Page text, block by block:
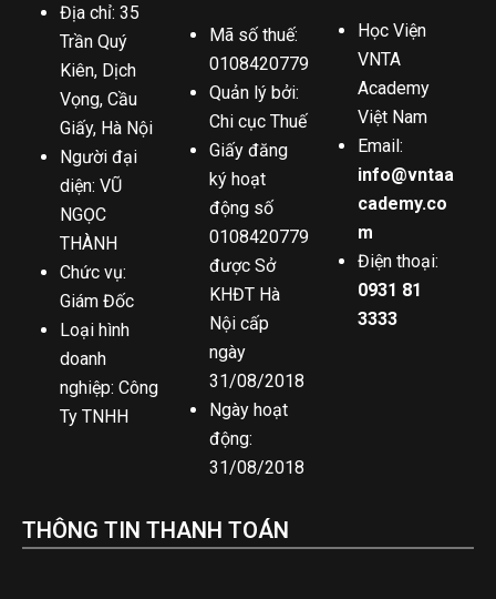
Địa chỉ: 35
Trần Quý
Kiên, Dịch
Vọng, Cầu
Giấy, Hà Nội
Người đại
diện: VŨ
NGỌC
THÀNH
Chức vụ:
Giám Đốc
Loại hình
doanh
nghiệp: Công
Ty TNHH
Mã số thuế:
0108420779
Quản lý bởi:
Chi cục Thuế
Giấy đăng
ký hoạt
động số
0108420779
được Sở
KHĐT Hà
Nội cấp
ngày
31/08/2018
Ngày hoạt
động:
31/08/2018
Học Viện
VNTA
Academy
Việt Nam
Email:
info@vntaa
cademy.co
m
Điện thoại:
0931 81
3333
THÔNG TIN THANH TOÁN